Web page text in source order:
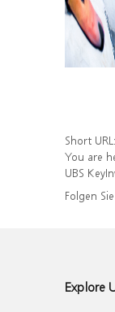
Short URL:
You are
UBS
Folgen
Explore